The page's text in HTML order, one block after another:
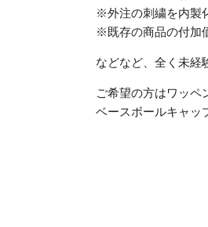
※外注の刺繍を内製
※既存の商品の付加
などなど、全く未経
ご希望の方はワッペ
ベースボールキャッ